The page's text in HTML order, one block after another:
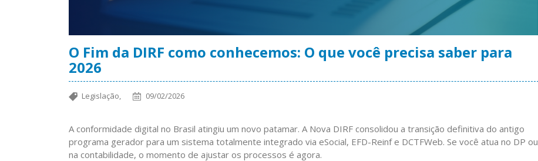
O Fim da DIRF como conhecemos: O que você precisa saber para
2026
Legislação, 09/02/2026
A conformidade digital no Brasil atingiu um novo patamar. A Nova DIRF consolidou a transição definitiva do antigo
programa gerador para um sistema totalmente integrado via eSocial, EFD-Reinf e DCTFWeb. Se você atua no DP ou
na contabilidade, o momento de ajustar os processos é agora.